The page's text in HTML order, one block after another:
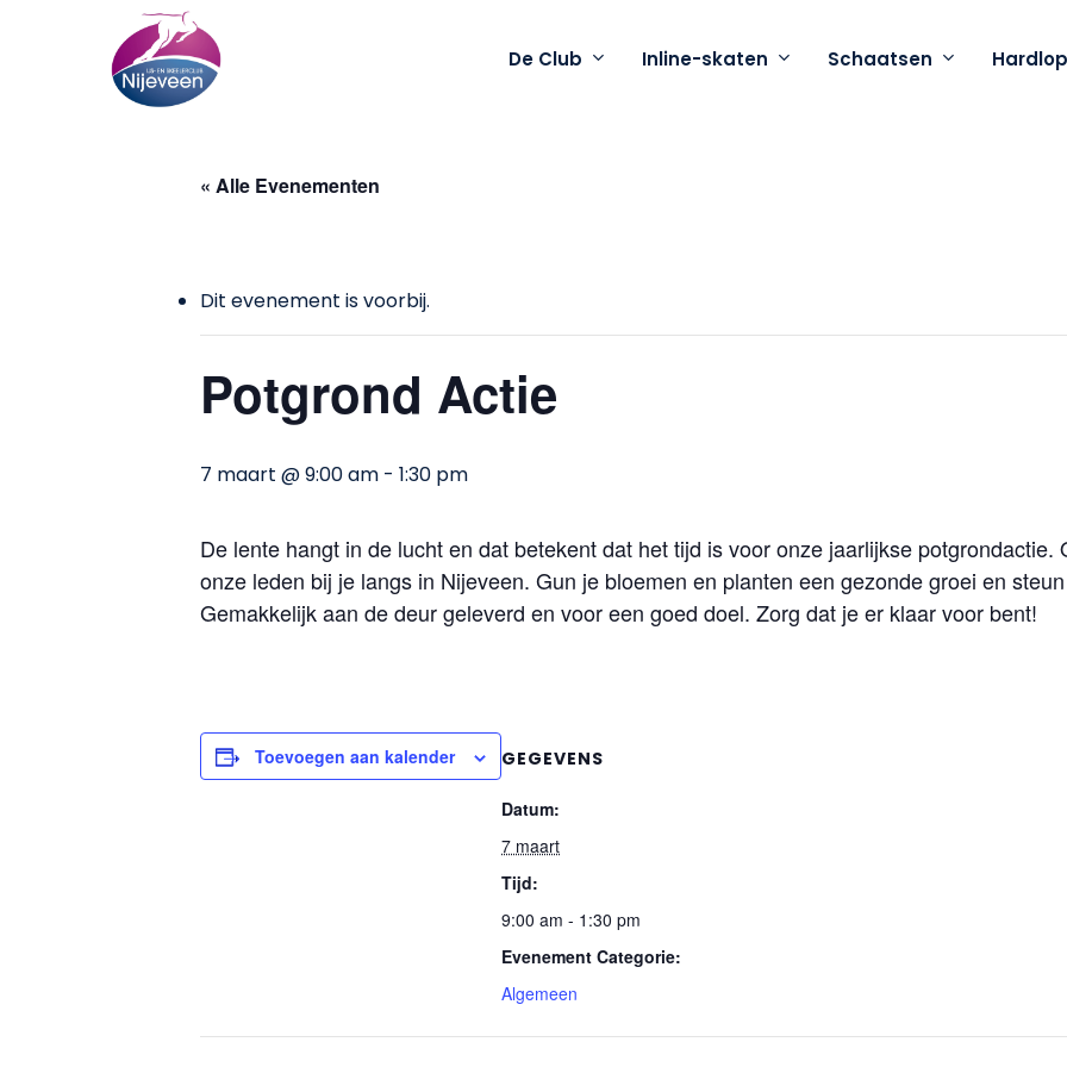
De Club Inline-skaten Schaatsen
« Alle Evenementen
Dit evenement is voorbij.
Potgrond Actie
7 maart @ 9:00 am - 1:30 pm
De lente hangt in de lucht en dat betekent dat het tijd is voor onze jaarlijkse potgrondactie.
onze leden bij je langs in Nijeveen. Gun je bloemen en planten een gezonde groei en
Gemakkelijk aan de deur geleverd en voor een goed doel. Zorg dat je er klaar voor bent!
Toevoegen aan kalender GEGEVENS
Datum:
7 maart
Tijd:
9:00 am - 1:30 pm
Evenement Categorie:
Algemeen